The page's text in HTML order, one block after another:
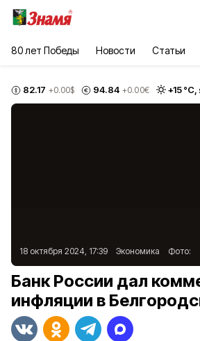
80 лет Победы Новости Статьи
82.17 +0.00$ 94.84 +0.00€ +15°С,
18 октября 2024, 17:39 Экономика Фото:
Банк России дал
инфляции в